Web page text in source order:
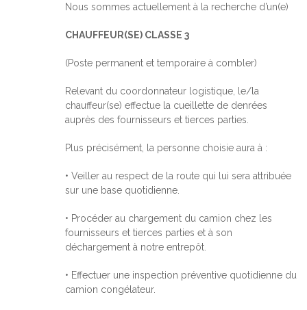
Nous sommes actuellement à la recherche d’un(e)
CHAUFFEUR(SE) CLASSE 3
(Poste permanent et temporaire à combler)
Relevant du coordonnateur logistique, le/la
chauffeur(se) effectue la cueillette de denrées
auprès des fournisseurs et tierces parties.
Plus précisément, la personne choisie aura à :
• Veiller au respect de la route qui lui sera attribuée
sur une base quotidienne.
• Procéder au chargement du camion chez les
fournisseurs et tierces parties et à son
déchargement à notre entrepôt.
• Effectuer une inspection préventive quotidienne du
camion congélateur.